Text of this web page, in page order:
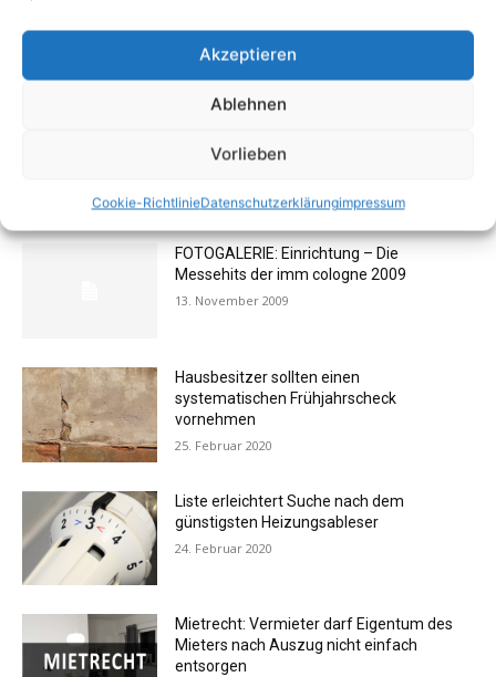
Akzeptieren
Ablehnen
Vorlieben
Cookie-RichtlinieDatenschutzerklärungimpressum
1 2
AKTUELL BELIEBTE BEITRÄGE (7 TAGE)
FOTOGALERIE: Einrichtung – Die
Messehits der imm cologne 2009
13. November 2009
Hausbesitzer sollten einen
systematischen Frühjahrscheck
vornehmen
25. Februar 2020
Liste erleichtert Suche nach dem
günstigsten Heizungsableser
24. Februar 2020
Mietrecht: Vermieter darf Eigentum des
Mieters nach Auszug nicht einfach
entsorgen